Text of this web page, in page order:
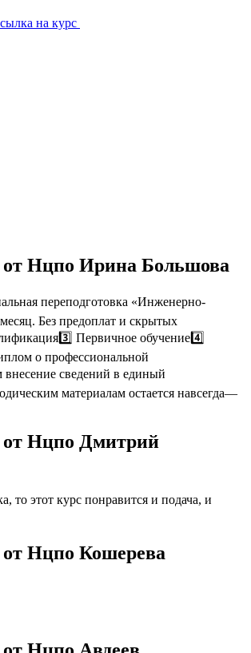
на курс
от Нцпо Ирина Большова
переподготовка «Инженерно-
Без предоплат и скрытых
Первичное обучение4️⃣
о профессиональной
сведений в единый
материалам остается навсегда—
от Нцпо Дмитрий
то этот курс понравится и подача, и
от Нцпо Кошерева